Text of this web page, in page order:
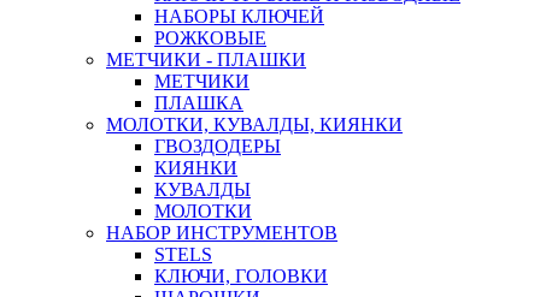
НАБОРЫ КЛЮЧЕЙ
РОЖКОВЫЕ
МЕТЧИКИ - ПЛАШКИ
МЕТЧИКИ
ПЛАШКА
МОЛОТКИ, КУВАЛДЫ, КИЯНКИ
ГВОЗДОДЕРЫ
КИЯНКИ
КУВАЛДЫ
МОЛОТКИ
НАБОР ИНСТРУМЕНТОВ
STELS
КЛЮЧИ, ГОЛОВКИ